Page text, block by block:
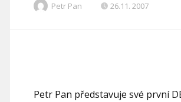
Petr Pan 26.11. 2007
Petr Pan představuje své první